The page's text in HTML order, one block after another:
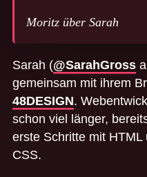
Moritz über Sarah
Sarah (@SarahGross
gemeinsam mit ihrem
48DESIGN.
schon viel länger,
erste Schritte mit
CSS.